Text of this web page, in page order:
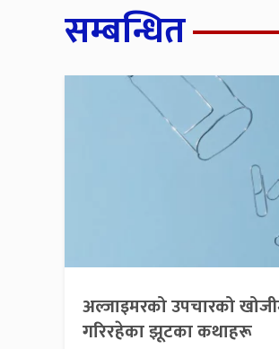
सम्बन्धित
अल्जाइमरको उपचारको
गरिरहेका झूटका कथाहरू